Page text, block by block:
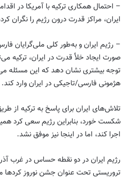
– احتمال همکاری ترکیه با آمریکا در
ایران، مراکز قدرت درون رژیم را نگران
– رژیم ایران و به‌طور کلی ملی‌گرایان
صورت ایجاد خلأ قدرت در ایران، ترکیه
توجه بیشتری نشان دهد که این مسئله
هژمونی فارسی/تاجیکی در ایران وارد کند.
تلاش‌های ایران برای پاسخ به ترکیه از
شکست خورد، بنابراین رژیم سعی کرد
اجرا کند، اما در اینجا نیز موفق نشد.
رژیم ایران در دو نقطه حساس در غرب
تروریستی تحت عنوان جشن نوروز کردها